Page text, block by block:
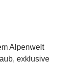
Alpenwelt
exklusive